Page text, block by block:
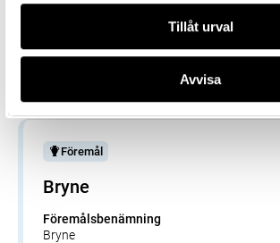
Tillåt urval
Avvisa
Föremålsnummer
Förvärvsnummer
Föremål
Bryne
Föremålsbenämning
Bryne